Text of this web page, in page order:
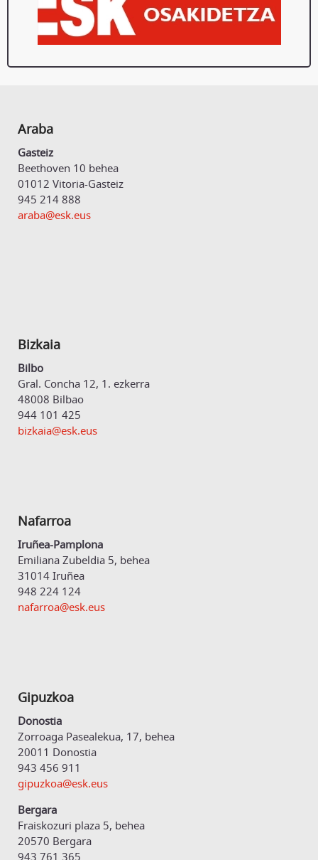
Araba
Gasteiz
Beethoven 10 behea
01012 Vitoria-Gasteiz
945 214 888
araba@esk.eus
Bizkaia
Bilbo
Gral. Concha 12, 1. ezkerra
48008 Bilbao
944 101 425
bizkaia@esk.eus
Nafarroa
Iruñea-Pamplona
Emiliana Zubeldia 5, behea
31014 Iruñea
948 224 124
nafarroa@esk.eus
Gipuzkoa
Donostia
Zorroaga Pasealekua, 17, behea
20011 Donostia
943 456 911
gipuzkoa@esk.eus
Bergara
Fraiskozuri plaza 5, behea
20570 Bergara
943 761 365